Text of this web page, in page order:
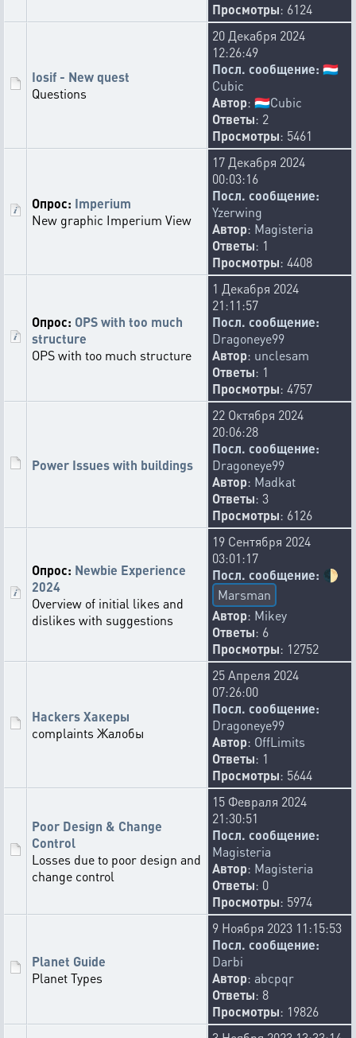
Просмотры: 6124
Iosif - New quest
Questions
20 Декабря 2024
12:26:49
Посл. сообщение: 🇱🇺
Cubic
Автор: 🇱🇺Cubic
Ответы: 2
Просмотры: 5461
Опрос: Imperium
New graphic Imperium View
17 Декабря 2024
00:03:16
Посл. сообщение:
Yzerwing
Автор: Magisteria
Ответы: 1
Просмотры: 4408
Опрос: OPS with too much
structure
OPS with too much structure
1 Декабря 2024
21:11:57
Посл. сообщение:
Dragoneye99
Автор: unclesam
Ответы: 1
Просмотры: 4757
Power Issues with buildings
22 Октября 2024
20:06:28
Посл. сообщение:
Dragoneye99
Автор: Madkat
Ответы: 3
Просмотры: 6126
Опрос: Newbie Experience
2024
Overview of initial likes and
dislikes with suggestions
19 Сентября 2024
03:01:17
Посл. сообщение: 🌓
Marsman
Автор: Mikey
Ответы: 6
Просмотры: 12752
Hackers Хакеры
complaints Жалобы
25 Апреля 2024
07:26:00
Посл. сообщение:
Dragoneye99
Автор: OffLimits
Ответы: 1
Просмотры: 5644
Poor Design & Change
Control
Losses due to poor design and
change control
15 Февраля 2024
21:30:51
Посл. сообщение:
Magisteria
Автор: Magisteria
Ответы: 0
Просмотры: 5974
Planet Guide
Planet Types
9 Ноября 2023 11:15:53
Посл. сообщение:
Darbi
Автор: abcpqr
Ответы: 8
Просмотры: 19826